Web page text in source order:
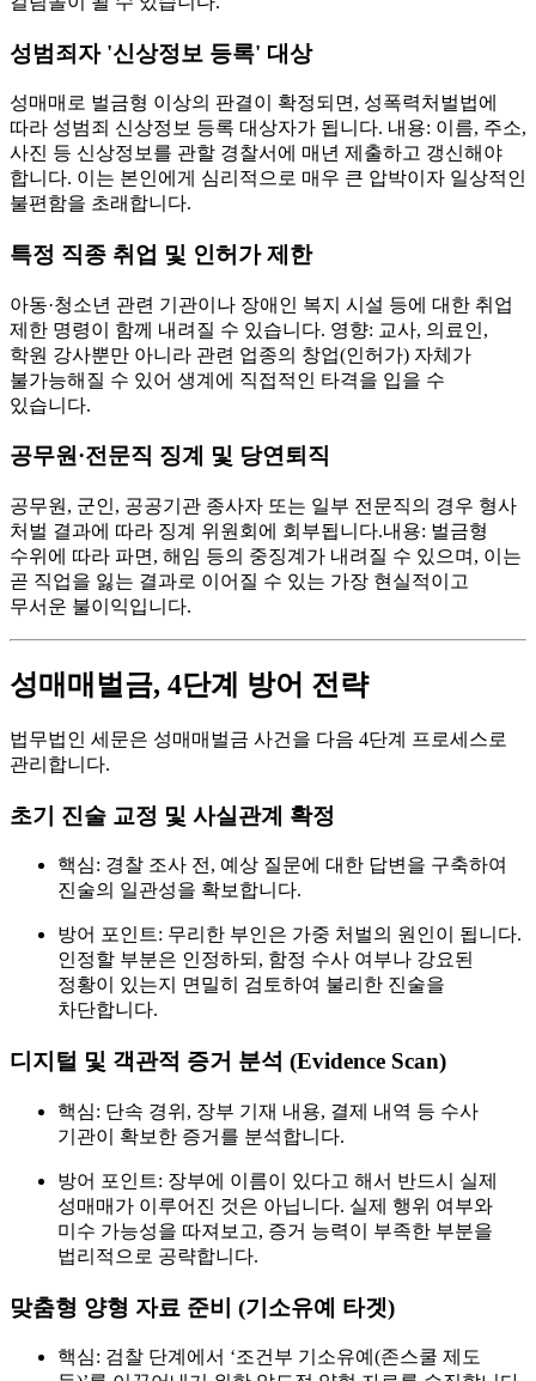
성범죄자 '신상정보 등록' 대상
성매매로 벌금형 이상의 판결이 확정되면, 성폭력처벌법에
따라 성범죄 신상정보 등록 대상자가 됩니다. 내용: 이름, 주소,
사진 등 신상정보를 관할 경찰서에 매년 제출하고 갱신해야
합니다. 이는 본인에게 심리적으로 매우 큰 압박이자 일상적인
불편함을 초래합니다.
특정 직종 취업 및 인허가 제한
아동·청소년 관련 기관이나 장애인 복지 시설 등에 대한 취업
제한 명령이 함께 내려질 수 있습니다. 영향: 교사, 의료인,
학원 강사뿐만 아니라 관련 업종의 창업(인허가) 자체가
불가능해질 수 있어 생계에 직접적인 타격을 입을 수
있습니다.
공무원·전문직 징계 및 당연퇴직
공무원, 군인, 공공기관 종사자 또는 일부 전문직의 경우 형사
처벌 결과에 따라 징계 위원회에 회부됩니다.내용: 벌금형
수위에 따라 파면, 해임 등의 중징계가 내려질 수 있으며, 이는
곧 직업을 잃는 결과로 이어질 수 있는 가장 현실적이고
무서운 불이익입니다.
성매매벌금, 4단계 방어 전략
법무법인 세문은 성매매벌금 사건을 다음 4단계 프로세스로
관리합니다.
초기 진술 교정 및 사실관계 확정
핵심: 경찰 조사 전, 예상 질문에 대한 답변을 구축하여
진술의 일관성을 확보합니다.
방어 포인트: 무리한 부인은 가중 처벌의 원인이 됩니다.
인정할 부분은 인정하되, 함정 수사 여부나 강요된
정황이 있는지 면밀히 검토하여 불리한 진술을
차단합니다.
디지털 및 객관적 증거 분석 (Evidence Scan)
핵심: 단속 경위, 장부 기재 내용, 결제 내역 등 수사
기관이 확보한 증거를 분석합니다.
방어 포인트: 장부에 이름이 있다고 해서 반드시 실제
성매매가 이루어진 것은 아닙니다. 실제 행위 여부와
미수 가능성을 따져보고, 증거 능력이 부족한 부분을
법리적으로 공략합니다.
맞춤형 양형 자료 준비 (기소유예 타겟)
핵심: 검찰 단계에서 ‘조건부 기소유예(존스쿨 제도